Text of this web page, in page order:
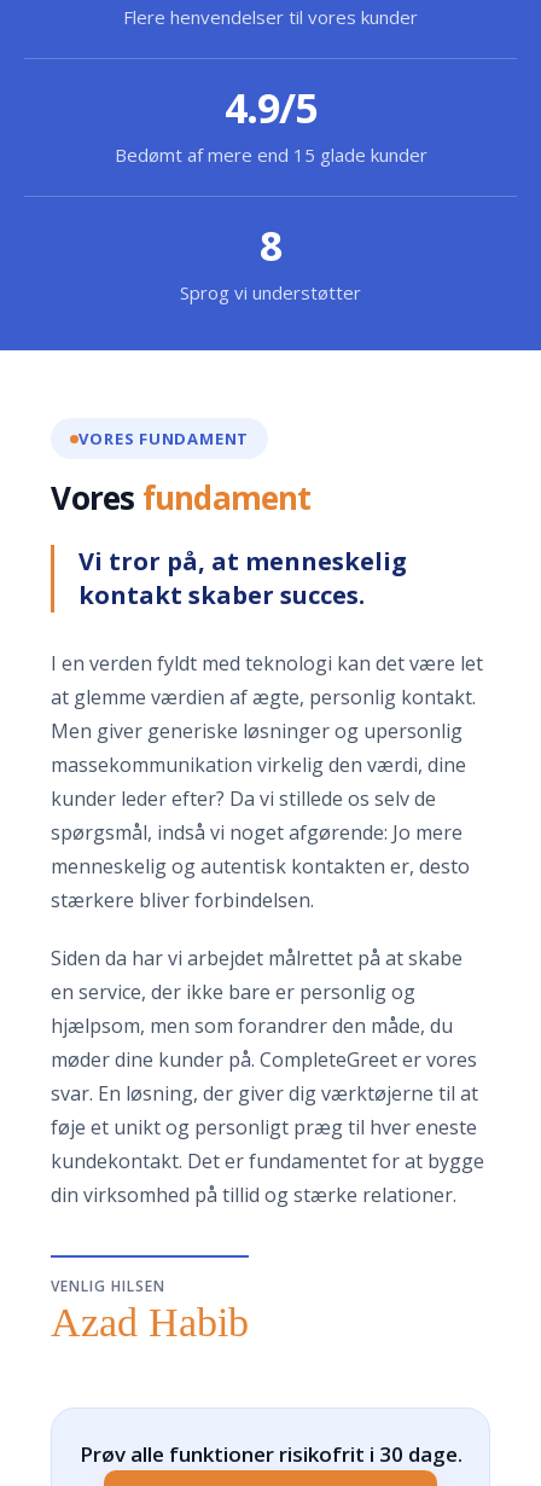
Flere henvendelser til vores kunder
4.9/5
Bedømt af mere end 15 glade kunder
8
Sprog vi understøtter
VORES FUNDAMENT
Vores fundament
Vi tror på, at menneskelig
kontakt skaber succes.
I en verden fyldt med teknologi kan det være let
at glemme værdien af ægte, personlig kontakt.
Men giver generiske løsninger og upersonlig
massekommunikation virkelig den værdi, dine
kunder leder efter? Da vi stillede os selv de
spørgsmål, indså vi noget afgørende: Jo mere
menneskelig og autentisk kontakten er, desto
stærkere bliver forbindelsen.
Siden da har vi arbejdet målrettet på at skabe
en service, der ikke bare er personlig og
hjælpsom, men som forandrer den måde, du
møder dine kunder på. CompleteGreet er vores
svar. En løsning, der giver dig værktøjerne til at
føje et unikt og personligt præg til hver eneste
kundekontakt. Det er fundamentet for at bygge
din virksomhed på tillid og stærke relationer.
VENLIG HILSEN
Azad Habib
Prøv alle funktioner risikofrit i 30 dage.